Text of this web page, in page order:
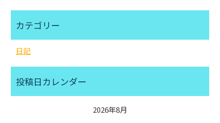
カテゴリー
日記
投稿日カレンダー
2026年8月